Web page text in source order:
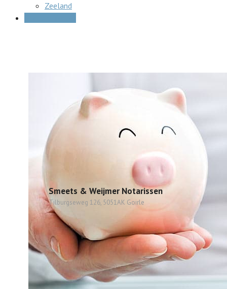
Zeeland
Smeets & Weijmer Notarissen
Tilburgseweg 126, 5051AK Goirle